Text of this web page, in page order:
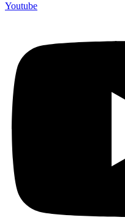
Youtube